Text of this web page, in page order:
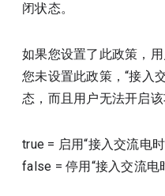
闭状态。
如果您设置了此政策，
您未设置此政策，“接入
态，而且用户无法开启该
true = 启用“接入交流电
false =停用“接入交流电